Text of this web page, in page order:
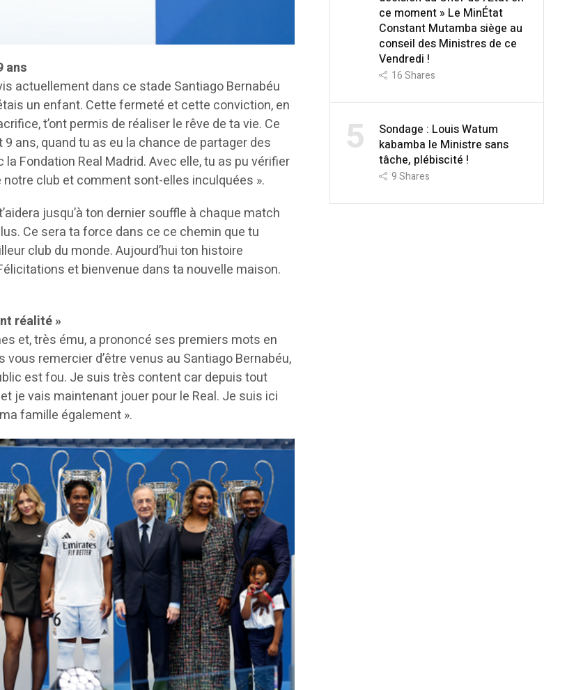
ans
actuellement dans ce stade Santiago Bernabéu
un enfant. Cette fermeté et cette conviction, en
t’ont permis de réaliser le rêve de ta vie. Ce
ans, quand tu as eu la chance de partager des
Fondation Real Madrid. Avec elle, tu as pu vérifier
club et comment sont-elles inculquées ».
jusqu’à ton dernier souffle à chaque match
Ce sera ta force dans ce ce chemin que tu
club du monde. Aujourd’hui ton histoire
et bienvenue dans ta nouvelle maison.
réalité »
et, très ému, a prononcé ses premiers mots en
vous remercier d’être venus au Santiago Bernabéu,
est fou. Je suis très content car depuis tout
je vais maintenant jouer pour le Real. Je suis ici
famille également ».
ce moment » Le MinÉtat
Constant Mutamba siège au
conseil des Ministres de ce
Vendredi !
16Shares
5
Sondage : Louis Watum
kabamba le Ministre sans
tâche, plébiscité !
9Shares